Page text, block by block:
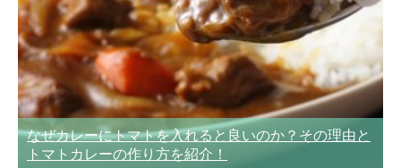
なぜカレーにトマトを入れると良いのか？その理由と
トマトカレーの作り方を紹介！